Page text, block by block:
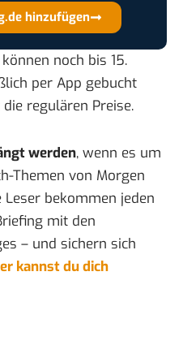
hinzufügen
noch bis 15.
per App gebucht
regulären Preise.
werden, wenn es um
Themen von Morgen
bekommen jeden
mit den
– und sichern sich
kannst du dich